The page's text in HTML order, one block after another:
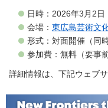
日時：2026年3月2日
会場： 東広島芸術文
形式：対面開催（同
参加費：無料（要事
詳細情報は、下記ウェブ